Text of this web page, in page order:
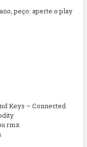
peço: aperte o play
Keys – Connected
rmx